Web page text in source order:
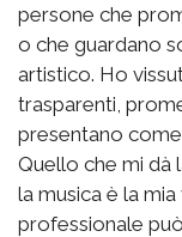
persone che
o che guardano
artistico. Ho
trasparenti,
presentano
Quello che mi dà
la musica è la
professionale